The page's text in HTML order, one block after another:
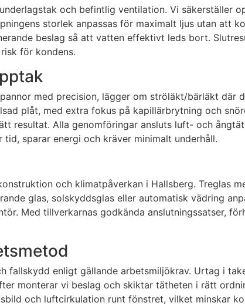
och befintlig ventilation. Vi säkerställer
storlek anpassas för maximalt ljus utan att
beslag så att vatten effektivt leds bort.
för kondens.
med precision, lägger om ströläkt/bärläkt där
plåt, med extra fokus på kapillärbrytning och
resultat. Alla genomföringar ansluts luft- och
sparar energi och kräver minimalt underhåll.
och klimatpåverkan i Hallsberg. Treglas
glas, solskyddsglas eller automatisk vädring
Med tillverkarnas godkända anslutningssatser,
fallskydd enligt gällande arbetsmiljökrav. Urtag i
monterar vi beslag och skiktar tätheten i rätt
och luftcirkulation runt fönstret, vilket minskar